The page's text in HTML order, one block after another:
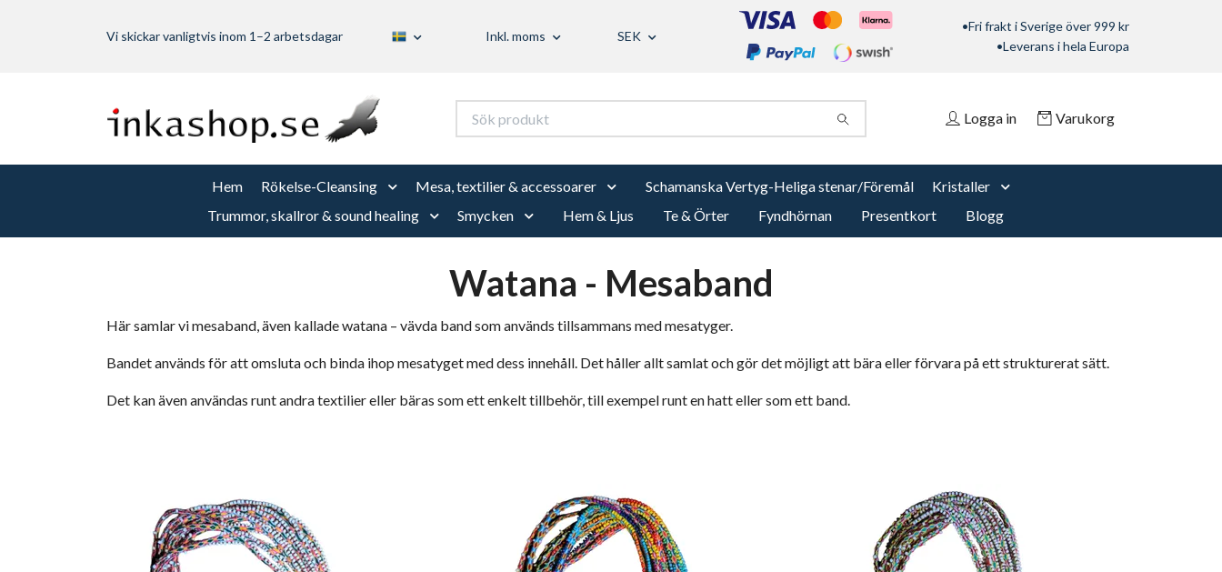
Vi skickar vanligtvis inom 1–2 arbetsdagar Inkl. moms SEK
•Fri frakt i Sverige över 999 kr
•Leverans i hela Europa
Logga in Varukorg
Hem Rökelse-Cleansing Mesa, textilier & accessoarer Schamanska Vertyg-Heliga stenar/Föremål
Kristaller
Trummor, skallror & sound healing
Smycken Hem & Ljus Te & Örter Fyndhörnan Presentkort Blogg
Watana - Mesaband
Här samlar vi mesaband, även kallade watana – vävda band som används tillsammans med mesatyger.
Bandet används för att omsluta och binda ihop mesatyget med dess innehåll. Det håller allt samlat och gör det möjligt att bära eller förvara på ett strukturerat sätt.
Det kan även användas runt andra textilier eller bäras som ett enkelt tillbehör, till exempel runt en hatt eller som ett band.